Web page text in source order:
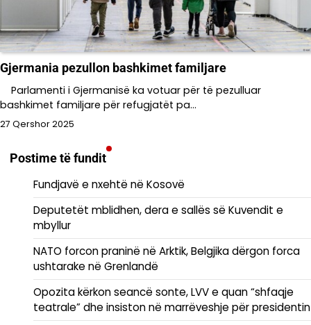
Gjermania pezullon bashkimet familjare
Parlamenti i Gjermanisë ka votuar për të pezulluar
bashkimet familjare për refugjatët pa…
27 Qershor 2025
Postime të fundit
Fundjavë e nxehtë në Kosovë
Deputetët mblidhen, dera e sallës së Kuvendit e
mbyllur
NATO forcon praninë në Arktik, Belgjika dërgon forca
ushtarake në Grenlandë
Opozita kërkon seancë sonte, LVV e quan “shfaqje
teatrale” dhe insiston në marrëveshje për presidentin